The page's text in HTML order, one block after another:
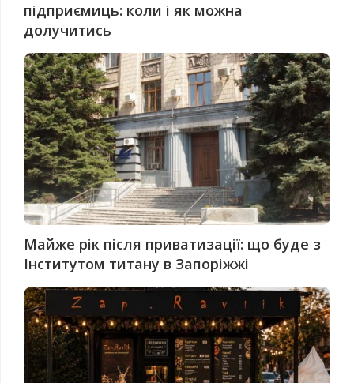
підприємиць: коли і як можна
долучитись
Майже рік після приватизації: що буде з
Інститутом титану в Запоріжжі